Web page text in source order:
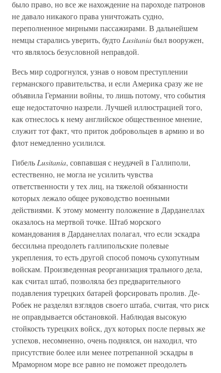
было право, но все же нахождение на пароходе патронов
не давало никакого права уничтожать судно,
переполненное мирными пассажирами. В дальнейшем
немцы старались уверить, будто Lusitaniaбыл вооружен,
что являлось безусловной неправдой.
Весь мир содрогнулся, узнав о новом преступлении
германского правительства, и если Америка сразу же не
объявила Германии войны, то лишь потому, что события
еще недостаточно назрели. Лучшей иллюстрацией того,
как отнеслось к нему английское общественное мнение,
служит тот факт, что приток добровольцев в армию и во
флот немедленно усилился.
Гибель Lusitania, совпавшая с неудачей в Галлиполи,
естественно, не могла не усилить чувства
ответственности у тех лиц, на тяжелой обязанности
которых лежало общее руководство военными
действиями. К этому моменту положение в Дарданеллах
оказалось на мертвой точке. Штаб морского
командования в Дарданеллах полагал, что если эскадра
бессильна преодолеть галлипольские полевые
укрепления, то есть другой способ помочь сухопутным
войскам. Произведенная реорганизация трального дела,
как считал штаб, позволяла без предварительного
подавления турецких батарей форсировать пролив. Де-
Робек не разделял взглядов своего штаба, считая, что риск
не оправдывается обстановкой. Наблюдая высокую
стойкость турецких войск, дух которых после первых же
успехов, несомненно, очень поднялся, он находил, что
присутствие более или менее потрепанной эскадры в
Мраморном море все равно не поможет преодолеть